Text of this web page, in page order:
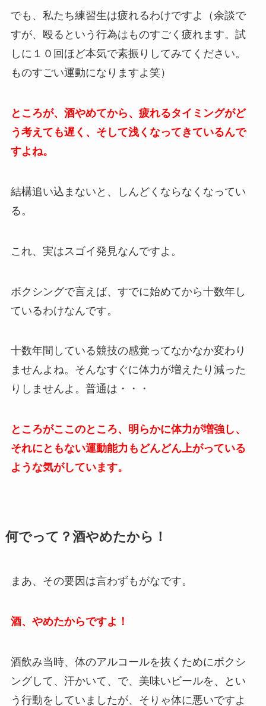
でも、私たち練習生は疲れるわけですよ（余談で
すが、殴るという行為はものすごく疲れます。試
しに１０回ほど本気で素振りしてみてください。
ものすごい運動になりますよ笑）
ところが、酒やめてから、疲れるタイミングがど
う考えても遅く、そして浅くなってきているんで
すよね。
結構追い込まないと、しんどくならなくなってい
る。
これ、実はスゴイ発見なんですよ。
ボクシングで言えば、すでに始めてから十数年し
ているわけなんです。
十数年間している競技の感覚ってなかなか変わり
ませんよね。そんなすぐに体力が増えたり減った
りしませんよ。普通は・・・
ところがここのところ、明らかに体力が増強し、
それにともない運動能力もどんどん上がっている
ような気がしています。
何でって？酒やめたから！
まあ、その要因は言わずもがなです。
酒、やめたからですよ！
酒飲み当時、体のアルコールを抜くためにボクシ
ングして、汗かいて、で、美味いビールを、とい
う行動をしていましたが、そりゃ体に悪いですよ